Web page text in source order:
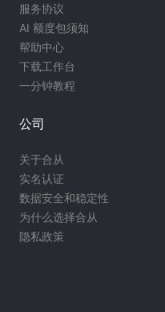
服务协议
AI 额度包须知
帮助中心
下载工作台
一分钟教程
公司
关于合从
实名认证
数据安全和稳定性
为什么选择合从
隐私政策